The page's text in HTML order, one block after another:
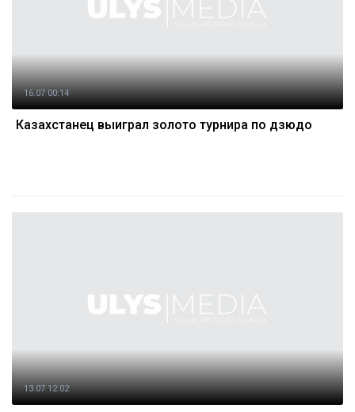
16.07 00:14
Казахстанец выиграл золото турнира по дзюдо
13.07 12:02